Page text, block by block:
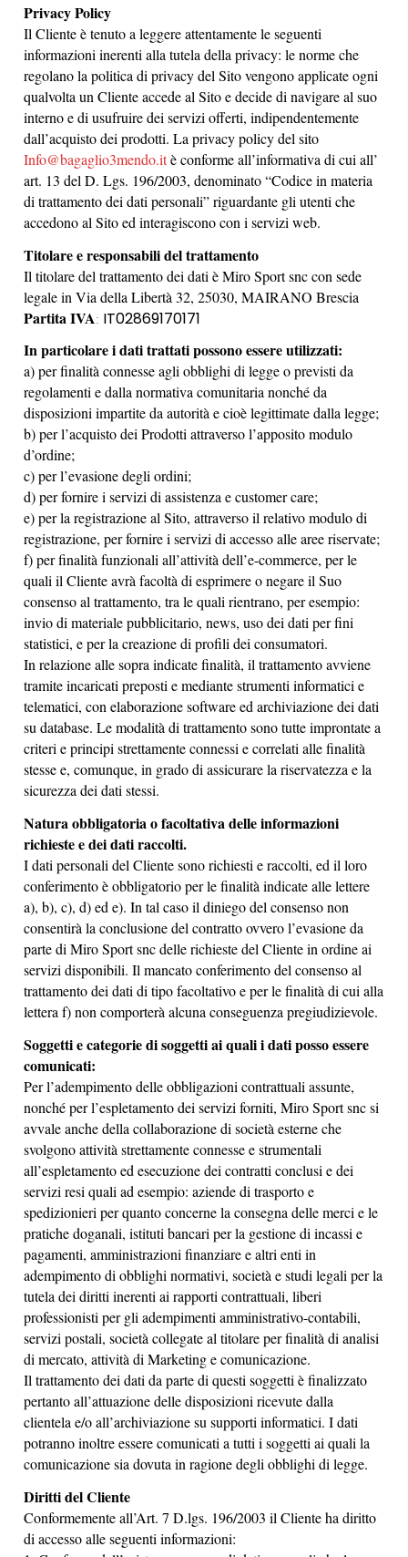
Privacy Policy
Il Cliente è tenuto a leggere attentamente le seguenti
informazioni inerenti alla tutela della privacy: le norme che
regolano la politica di privacy del Sito vengono applicate ogni
qualvolta un Cliente accede al Sito e decide di navigare al suo
interno e di usufruire dei servizi offerti, indipendentemente
dall’acquisto dei prodotti. La privacy policy del sito
Info@bagaglio3mendo.itè conforme all’informativa di cui all’
art. 13 del D. Lgs. 196/2003, denominato “Codice in materia
di trattamento dei dati personali” riguardante gli utenti che
accedono al Sito ed interagiscono con i servizi web.
Titolare e responsabili del trattamento
Il titolare del trattamento dei dati èMiro Sport snccon sede
legale inVia della Libertà 32, 25030, MAIRANO Brescia
Partita IVA‎: ‎IT02869170171
In particolare i dati trattati possono essere utilizzati:
a) per finalità connesse agli obblighi di legge o previsti da
regolamenti e dalla normativa comunitaria nonché da
disposizioni impartite da autorità e cioè legittimate dalla legge;
b) per l’acquisto dei Prodotti attraverso l’apposito modulo
d’ordine;
c) per l’evasione degli ordini;
d) per fornire i servizi di assistenza e customer care;
e) per la registrazione al Sito, attraverso il relativo modulo di
registrazione, per fornire i servizi di accesso alle aree riservate;
f) per finalità funzionali all’attività dell’e-commerce, per le
quali il Cliente avrà facoltà di esprimere o negare il Suo
consenso al trattamento, tra le quali rientrano, per esempio:
invio di materiale pubblicitario, news, uso dei dati per fini
statistici, e per la creazione di profili dei consumatori.
In relazione alle sopra indicate finalità, il trattamento avviene
tramite incaricati preposti e mediante strumenti informatici e
telematici, con elaborazione software ed archiviazione dei dati
su database. Le modalità di trattamento sono tutte improntate a
criteri e principi strettamente connessi e correlati alle finalità
stesse e, comunque, in grado di assicurare la riservatezza e la
sicurezza dei dati stessi.
Natura obbligatoria o facoltativa delle informazioni
richieste e dei dati raccolti.
I dati personali del Cliente sono richiesti e raccolti, ed il loro
conferimento è obbligatorio per le finalità indicate alle lettere
a), b), c), d) ed e). In tal caso il diniego del consenso non
consentirà la conclusione del contratto ovvero l’evasione da
parte di Miro Sport snc delle richieste del Cliente in ordine ai
servizi disponibili. Il mancato conferimento del consenso al
trattamento dei dati di tipo facoltativo e per le finalità di cui alla
lettera f) non comporterà alcuna conseguenza pregiudizievole.
Soggetti e categorie di soggetti ai quali i dati posso essere
comunicati:
Per l’adempimento delle obbligazioni contrattuali assunte,
nonché per l’espletamento dei servizi forniti, Miro Sport snc si
avvale anche della collaborazione di società esterne che
svolgono attività strettamente connesse e strumentali
all’espletamento ed esecuzione dei contratti conclusi e dei
servizi resi quali ad esempio: aziende di trasporto e
spedizionieri per quanto concerne la consegna delle merci e le
pratiche doganali, istituti bancari per la gestione di incassi e
pagamenti, amministrazioni finanziare e altri enti in
adempimento di obblighi normativi, società e studi legali per la
tutela dei diritti inerenti ai rapporti contrattuali, liberi
professionisti per gli adempimenti amministrativo-contabili,
servizi postali, società collegate al titolare per finalità di analisi
di mercato, attività di Marketing e comunicazione.
Il trattamento dei dati da parte di questi soggetti è finalizzato
pertanto all’attuazione delle disposizioni ricevute dalla
clientela e/o all’archiviazione su supporti informatici. I dati
potranno inoltre essere comunicati a tutti i soggetti ai quali la
comunicazione sia dovuta in ragione degli obblighi di legge.
Diritti del Cliente
Conformemente all’Art. 7 D.lgs. 196/2003 il Cliente ha diritto
di accesso alle seguenti informazioni: